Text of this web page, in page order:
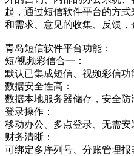
起，通过短信软件平台的方
和需求、意见的收集、反馈，
青岛短信软件平台功能：
短/视频彩信合一：
默认已集成短信、视频彩信功
数据安全性高：
数据本地服务器储存，安全防
登录操作：
移动办公、多点登录、无需安
财务清晰：
可绑定多序列号、分账管理报